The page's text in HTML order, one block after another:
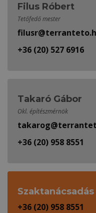
Filus Róbert
Tetőfedő mester
+36 (20) 527 6916
Takaró Gábor
Okl. építészmérnök
+36 (20) 958 8551
Szaktanácsadás
+36 (20) 958 8551